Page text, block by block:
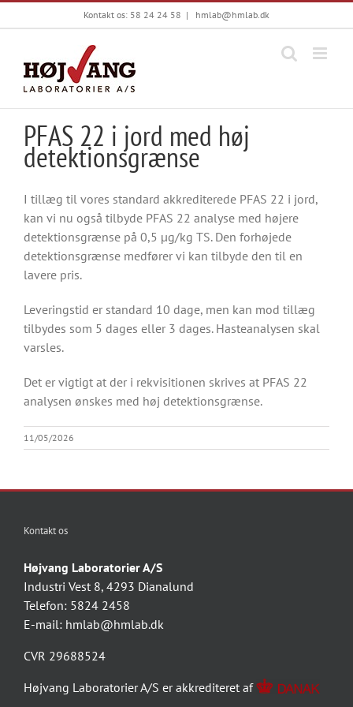
to
Kontakt os: 58 24 24 58 | hmlab@hmlab.dk
PFAS 22 i jord med høj
detektionsgrænse
I tillæg til vores standard akkrediterede PFAS 22 i jord,
kan vi nu også tilbyde PFAS 22 analyse med højere
detektionsgrænse på 0,5 µg/kg TS. Den forhøjede
detektionsgrænse medfører vi kan tilbyde den til en
lavere pris.
Leveringstid er standard 10 dage, men kan mod tillæg
tilbydes som 5 dages eller 3 dages. Hasteanalysen skal
varsles.
Det er vigtigt at der i rekvisitionen skrives at PFAS 22
analysen ønskes med høj detektionsgrænse.
11/05/2026
Kontakt os
Højvang Laboratorier A/S
Industri Vest 8, 4293 Dianalund
Telefon: 5824 2458
E-mail: hmlab@hmlab.dk
CVR 29688524
Højvang Laboratorier A/S er akkrediteret af